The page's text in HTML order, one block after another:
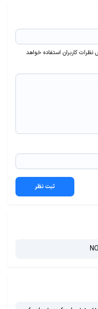
کاربران استفاده خواهد
ثبت نظر